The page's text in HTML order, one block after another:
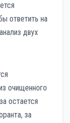
ответить на
двух
очищенного
остается
за